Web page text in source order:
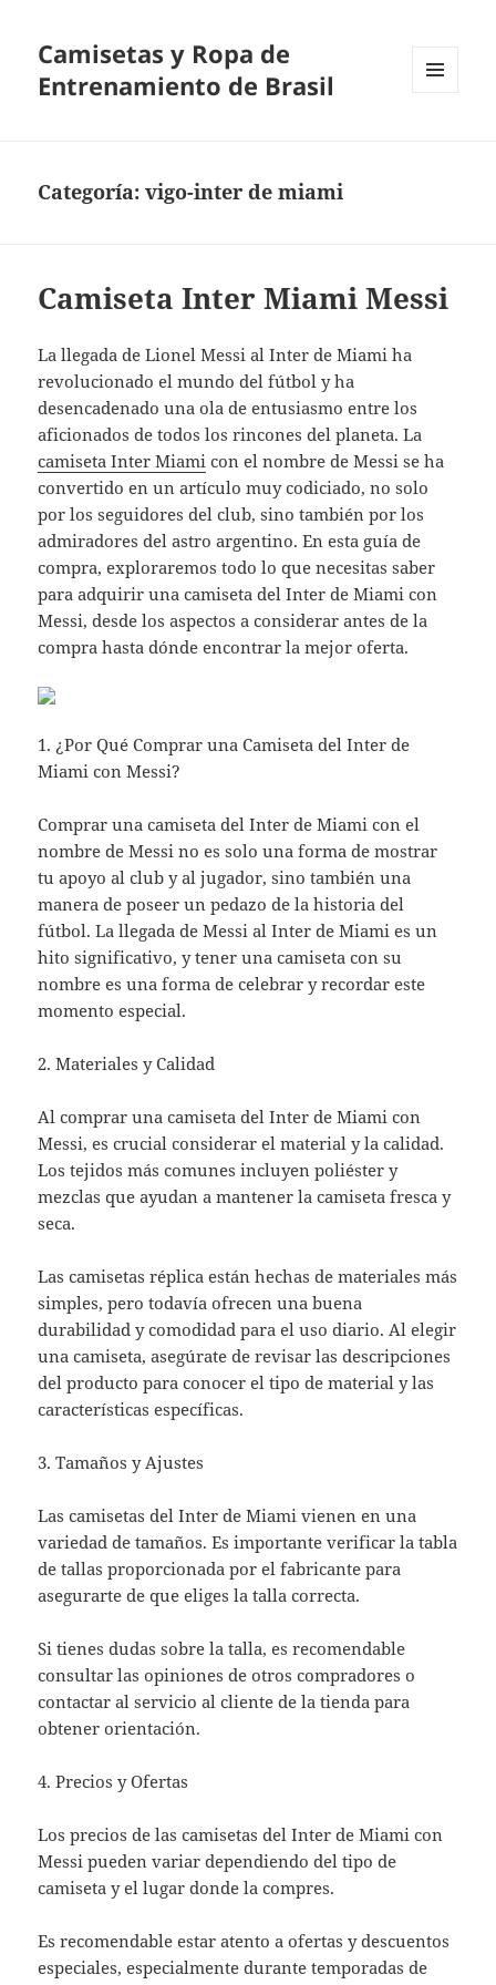
Camisetas y Ropa de
Entrenamiento de Brasil
Categoría:vigo-inter de miami
Camiseta Inter Miami Messi
La llegada de Lionel Messi al Inter de Miami ha
revolucionado el mundo del fútbol y ha
desencadenado una ola de entusiasmo entre los
aficionados de todos los rincones del planeta. La
camiseta Inter Miami con el nombre de Messi se ha
convertido en un artículo muy codiciado, no solo
por los seguidores del club, sino también por los
admiradores del astro argentino. En esta guía de
compra, exploraremos todo lo que necesitas saber
para adquirir una camiseta del Inter de Miami con
Messi, desde los aspectos a considerar antes de la
compra hasta dónde encontrar la mejor oferta.
1. ¿Por Qué Comprar una Camiseta del Inter de
Miami con Messi?
Comprar una camiseta del Inter de Miami con el
nombre de Messi no es solo una forma de mostrar
tu apoyo al club y al jugador, sino también una
manera de poseer un pedazo de la historia del
fútbol. La llegada de Messi al Inter de Miami es un
hito significativo, y tener una camiseta con su
nombre es una forma de celebrar y recordar este
momento especial.
2. Materiales y Calidad
Al comprar una camiseta del Inter de Miami con
Messi, es crucial considerar el material y la calidad.
Los tejidos más comunes incluyen poliéster y
mezclas que ayudan a mantener la camiseta fresca y
seca.
Las camisetas réplica están hechas de materiales más
simples, pero todavía ofrecen una buena
durabilidad y comodidad para el uso diario. Al elegir
una camiseta, asegúrate de revisar las descripciones
del producto para conocer el tipo de material y las
características específicas.
3. Tamaños y Ajustes
Las camisetas del Inter de Miami vienen en una
variedad de tamaños. Es importante verificar la tabla
de tallas proporcionada por el fabricante para
asegurarte de que eliges la talla correcta.
Si tienes dudas sobre la talla, es recomendable
consultar las opiniones de otros compradores o
contactar al servicio al cliente de la tienda para
obtener orientación.
4. Precios y Ofertas
Los precios de las camisetas del Inter de Miami con
Messi pueden variar dependiendo del tipo de
camiseta y el lugar donde la compres.
Es recomendable estar atento a ofertas y descuentos
especiales, especialmente durante temporadas de